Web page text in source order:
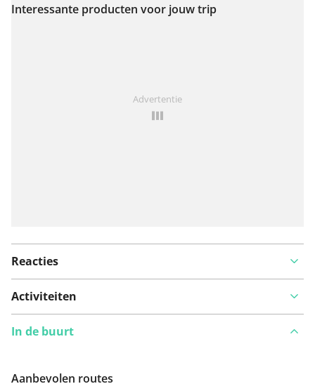
Bekijk op kaart
Interessante producten voor jouw trip
Advertentie
Reacties
Activiteiten
In de buurt
Aanbevolen routes